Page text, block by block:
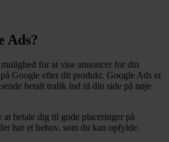
Ads?
for at vise annoncer for din
Google efter dit produkt. Google Ads er
betalt trafik ind til din side på nøje
betale dig til gode placeringer på
har et behov, som du kan opfylde.